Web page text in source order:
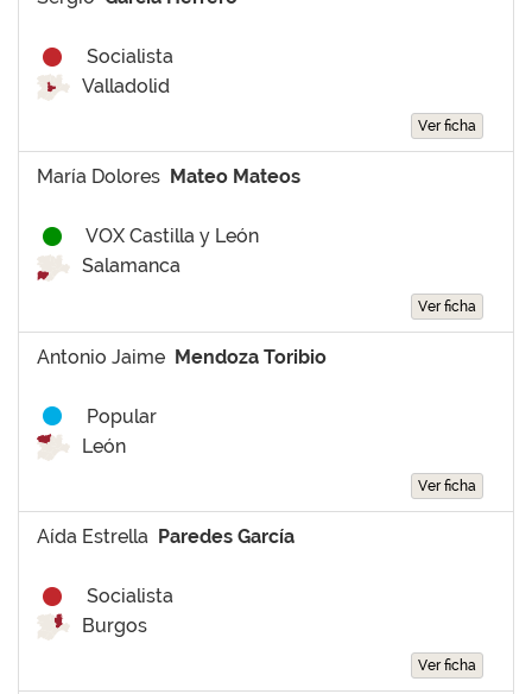
Socialista
Valladolid
Ver ficha
María Dolores Mateo Mateos
VOX Castilla y León
Salamanca
Ver ficha
Antonio Jaime Mendoza Toribio
Popular
León
Ver ficha
Aída Estrella Paredes García
Socialista
Burgos
Ver ficha